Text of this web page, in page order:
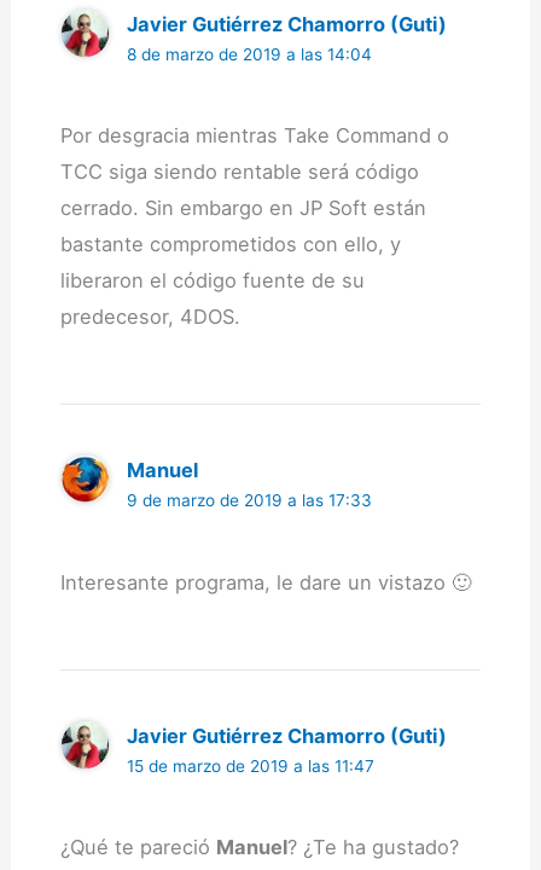
Javier Gutiérrez Chamorro (Guti)
8 de marzo de 2019 a las 14:04
Por desgracia mientras Take Command o
TCC siga siendo rentable será código
cerrado. Sin embargo en JP Soft están
bastante comprometidos con ello, y
liberaron el código fuente de su
predecesor, 4DOS.
Manuel
9 de marzo de 2019 a las 17:33
Interesante programa, le dare un vistazo 🙂
Javier Gutiérrez Chamorro (Guti)
15 de marzo de 2019 a las 11:47
¿Qué te pareció Manuel? ¿Te ha gustado?